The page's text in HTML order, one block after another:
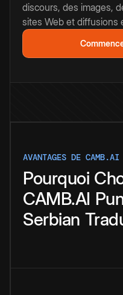
discours, des images,
sites Web et diffusions
AVANTAGES DE CAMB.AI
Pourquoi
CAMB.AI
Serbian